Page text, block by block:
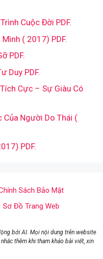
Cuộc Đời PDF.
( 2017) PDF.
PDF.
Duy PDF.
Cực – Sự Giàu Có
Của Người Do Thái (
PDF.
Sách Bảo Mật
Sơ Đồ Trang Web
bởi AI. Mọi nội dung trên website
thêm khi tham khảo bài viết, xin